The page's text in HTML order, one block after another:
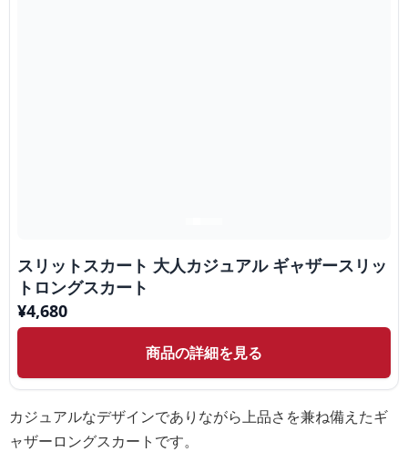
スリットスカート 大人カジュアル ギャザースリッ
トロングスカート
¥4,680
商品の詳細を見る
カジュアルなデザインでありながら上品さを兼ね備えたギ
ャザーロングスカートです。